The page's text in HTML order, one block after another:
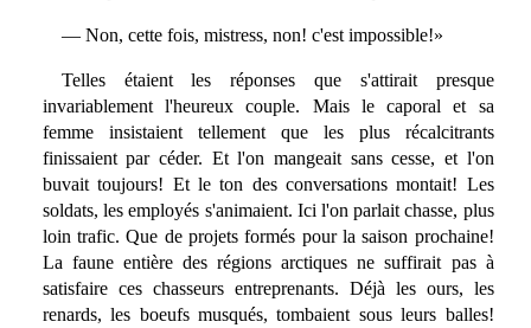
— Non, cette fois, mistress, non! c'est impossible!»
Telles étaient les réponses que s'attirait presque
invariablement l'heureux couple. Mais le caporal et sa
femme insistaient tellement que les plus récalcitrants
finissaient par céder. Et l'on mangeait sans cesse, et l'on
buvait toujours! Et le ton des conversations montait! Les
soldats, les employés s'animaient. Ici l'on parlait chasse, plus
loin trafic. Que de projets formés pour la saison prochaine!
La faune entière des régions arctiques ne suffirait pas à
satisfaire ces chasseurs entreprenants. Déjà les ours, les
renards, les boeufs musqués, tombaient sous leurs balles!